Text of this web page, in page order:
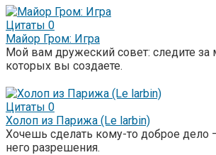
Цитаты 0
Майор Гром: Игра
Мой вам дружеский совет: следите за
которых вы создаете.
Цитаты 0
Холоп из Парижа (Le larbin)
Хочешь сделать кому-то доброе дело
него разрешения.